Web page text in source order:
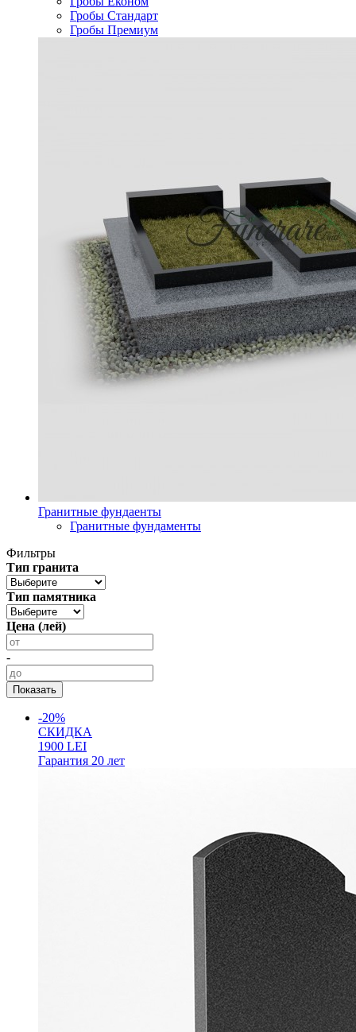
Гробы Стандарт
Гробы Премиум
Гранитные фундаенты
Гранитные фундаменты
Фильтры
Тип гранита
Тип памятника
Цена (лей)
-
-20%
СКИДКА
1900 LEI
Гарантия 20 лет